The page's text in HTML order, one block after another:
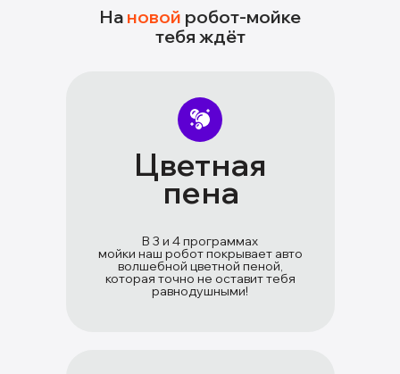
В 3 и 4 программах
мойки наш робот покрывает авто
волшебной цветной пеной,
которая точно не оставит тебя
равнодушными!
Цветная
пена
На новой робот-мойке
тебя ждёт